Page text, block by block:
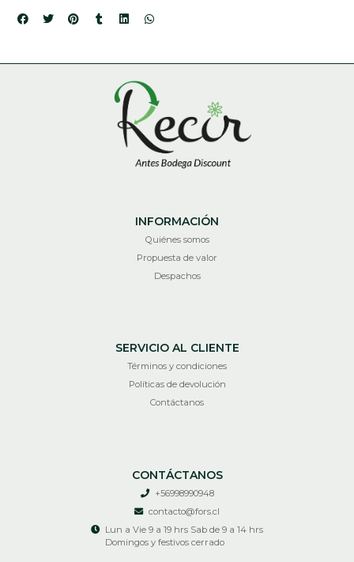
INFORMACIÓN
Quiénes somos
Propuesta de valor
Despachos
SERVICIO AL CLIENTE
Términos y condiciones
Políticas de devolución
Contáctanos
CONTÁCTANOS
+56998990948
contacto@fors.cl
Lun a Vie 9 a 19 hrs Sab de 9 a 14 hrs
Domingos y festivos cerrado